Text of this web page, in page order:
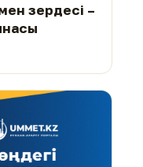
зердесі –